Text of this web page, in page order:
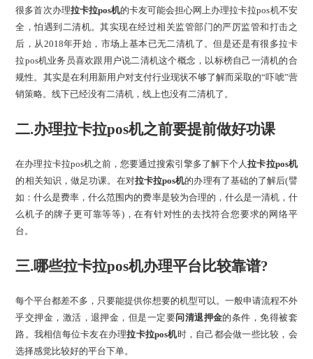
很多首次办理拉卡拉pos机的卡友可能会担心网上办理拉卡拉pos机不安
全，怕遇到二清机。其实现在经过相关监管部门的严厉监管和打击之
后，从2018年开始，市场上基本已无二清机了。但是还是有很多拉卡
拉pos机业务员喜欢跟用户说二清机这个概念，以标榜自己一清机的合
规性。其实是在利用新用户对支付行业现状不够了解而采取的“吓唬”营
销策略。线下已经没有二清机，线上也没有二清机了。
二.办理拉卡拉pos机之前要提前做好功课
在办理拉卡拉pos机之前，您要通过搜索引擎多了解下个人拉卡拉pos机
的相关知识，做足功课。在对拉卡拉pos机的办理有了基础的了解后(譬
如：什么是费率，什么范围内的费率是较为合理的，什么是一清机，什
么机子的牌子更可靠等等)，在有针对性的去找符合您要求的网络平
台。
三.哪些拉卡拉pos机办理平台比较靠谱?
每个平台都差不多，只要能提供你想要的机型可以。一般申请流程不外
乎交押金，激活，退押金，但是一定要问清退押金的条件，免得被套
路。我相信每位卡友在办理拉卡拉pos机时，自己都会做一些比较，会
选择感觉比较好的平台下单。